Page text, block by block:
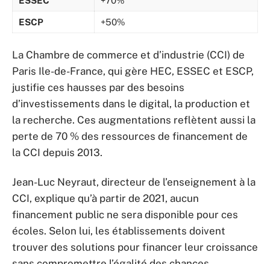
ESCP +50%
La Chambre de commerce et d’industrie (CCI) de
Paris Ile-de-France, qui gère HEC, ESSEC et ESCP,
justifie ces hausses par des besoins
d’investissements dans le digital, la production et
la recherche. Ces augmentations reflètent aussi la
perte de 70 % des ressources de financement de
la CCI depuis 2013.
Jean-Luc Neyraut, directeur de l’enseignement à la
CCI, explique qu’à partir de 2021, aucun
financement public ne sera disponible pour ces
écoles. Selon lui, les établissements doivent
trouver des solutions pour financer leur croissance